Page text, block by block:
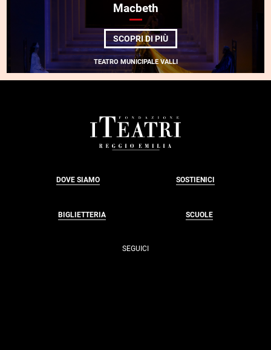
Macbeth
SCOPRI DI PIÙDI
MACBETH
TEATRO MUNICIPALE VALLI
DOVE SIAMO SOSTIENICI
BIGLIETTERIA SCUOLE
SEGUICI